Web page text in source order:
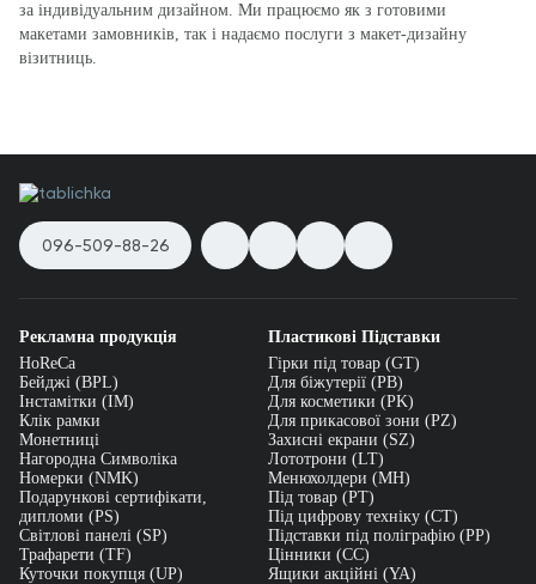
за індивідуальним дизайном. Ми працюємо як з готовими
макетами замовників, так і надаємо послуги з макет-дизайну
візитниць.
096-509-88-26
Рекламна продукція
HoReCa
Бейджі (BPL)
Інстамітки (IM)
Клік рамки
Монетниці
Нагородна Символіка
Номерки (NMK)
Подарункові сертифікати,
дипломи (PS)
Світлові панелі (SP)
Трафарети (TF)
Куточки покупця (UP)
Пластикові Підставки
Гірки під товар (GT)
Для біжутерії (PB)
Для косметики (PK)
Для прикасової зони (PZ)
Захисні екрани (SZ)
Лототрони (LT)
Менюхолдери (MH)
Під товар (PT)
Під цифрову техніку (CT)
Підставки під поліграфію (PP)
Цінники (СС)
Ящики акційні (YA)